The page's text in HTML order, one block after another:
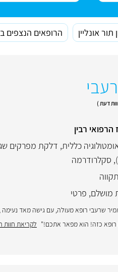
תור אונליין הרופאים הנצפים
רבין
כללית, דלקת מפרקים
, סקלרודרמה
מושלם, פרטי
שרעבי רופא מעולה, עם גישה מאד נעימה
רופא כזה! הוא מפאר אתכם!" לקריאת חוות